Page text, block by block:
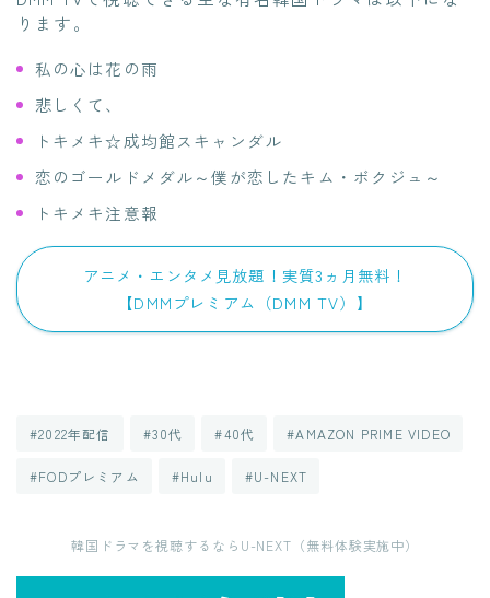
ります。
私の心は花の雨
悲しくて、
トキメキ☆成均館スキャンダル
恋のゴールドメダル～僕が恋したキム・ボクジュ～
トキメキ注意報
アニメ・エンタメ見放題！実質3ヵ月無料！
【DMMプレミアム（DMM TV）】
#2022年配信 #30代 #40代 #AMAZON PRIME VIDEO
#FODプレミアム #Hulu #U-NEXT
韓国ドラマを視聴するならU-NEXT（無料体験実施中）